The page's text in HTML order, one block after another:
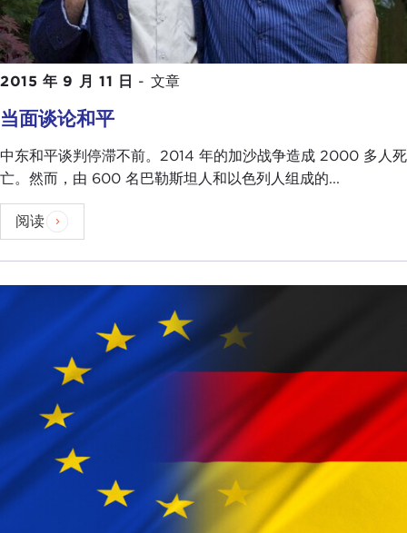
2015 年 9 月 11 日 - 文章
当面谈论和平
中东和平谈判停滞不前。2014 年的加沙战争造成 2000 多人死
亡。然而，由 600 名巴勒斯坦人和以色列人组成的...
阅读